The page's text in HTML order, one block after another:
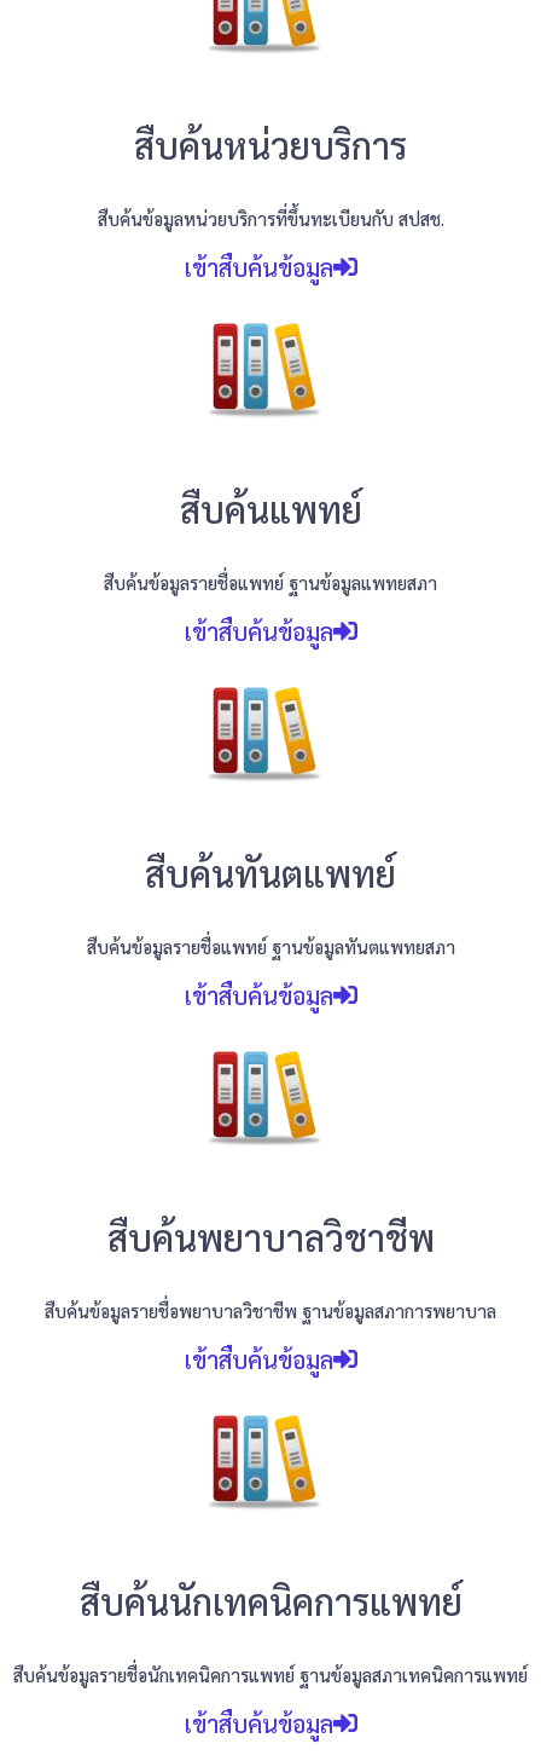
สืบค้นหน่วยบริการ
สืบค้นข้อมูลหน่วยบริการที่ขึ้นทะเบียนกับ สปสช.
เข้าสืบค้นข้อมูล
สืบค้นแพทย์
สืบค้นข้อมูลรายชื่อแพทย์ ฐานข้อมูลแพทยสภา
เข้าสืบค้นข้อมูล
สืบค้นทันตแพทย์
สืบค้นข้อมูลรายชื่อแพทย์ ฐานข้อมูลทันตแพทยสภา
เข้าสืบค้นข้อมูล
สืบค้นพยาบาลวิชาชีพ
สืบค้นข้อมูลรายชื่อพยาบาลวิชาชีพ ฐานข้อมูลสภาการพยาบาล
เข้าสืบค้นข้อมูล
สืบค้นนักเทคนิคการแพทย์
สืบค้นข้อมูลรายชื่อนักเทคนิคการแพทย์ ฐานข้อมูลสภาเทคนิคการแพทย์
เข้าสืบค้นข้อมูล